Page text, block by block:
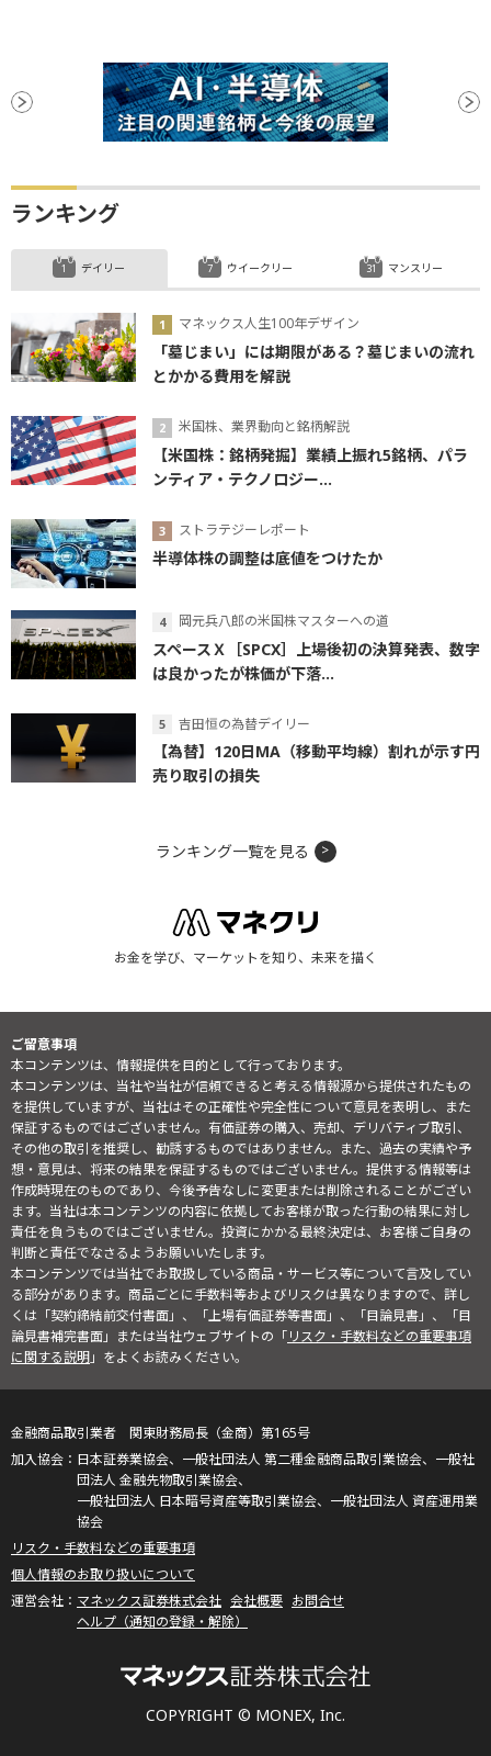
ランキング
デイリー
マネックス人生100年デザイン
「墓じまい」には期限がある？墓じまいの流れ
とかかる費用を解説
米国株、業界動向と銘柄解説
【米国株：銘柄発掘】業績上振れ5銘柄、パラ
ンティア・テクノロジー...
ストラテジーレポート
半導体株の調整は底値をつけたか
岡元兵八郎の米国株マスターへの道
スペースＸ［SPCX］上場後初の決算発表、数字
は良かったが株価が下落...
吉田恒の為替デイリー
【為替】120日MA（移動平均線）割れが示す円
売り取引の損失
ウイークリー マンスリー
ランキング一覧を見る
お金を学び、マーケットを知り、未来を描く
ご留意事項
本コンテンツは、情報提供を目的として行っております。
本コンテンツは、当社や当社が信頼できると考える情報源から提供されたもの
を提供していますが、当社はその正確性や完全性について意見を表明し、また
保証するものではございません。有価証券の購入、売却、デリバティブ取引、
その他の取引を推奨し、勧誘するものではありません。また、過去の実績や予
想・意見は、将来の結果を保証するものではございません。提供する情報等は
作成時現在のものであり、今後予告なしに変更または削除されることがござい
ます。当社は本コンテンツの内容に依拠してお客様が取った行動の結果に対し
責任を負うものではございません。投資にかかる最終決定は、お客様ご自身の
判断と責任でなさるようお願いいたします。
本コンテンツでは当社でお取扱している商品・サービス等について言及してい
る部分があります。商品ごとに手数料等およびリスクは異なりますので、詳し
くは「契約締結前交付書面」、「上場有価証券等書面」、「目論見書」、「目
論見書補完書面」または当社ウェブサイトの「リスク・手数料などの重要事項
に関する説明」をよくお読みください。
COPYRIGHT © MONEX, Inc.
金融商品取引業者 関東財務局長（金商）第165号
日本証券業協会、一般社団法人 第二種金融商品取引業協会、一般社
団法人 金融先物取引業協会、
一般社団法人 日本暗号資産等取引業協会、一般社団法人 資産運用業
協会
リスク・手数料などの重要事項
個人情報のお取り扱いについて
マネックス証券株式会社 会社概要 お問合せ
ヘルプ（通知の登録・解除）